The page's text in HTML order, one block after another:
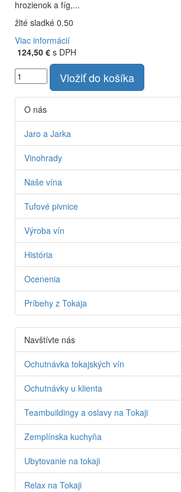
hrozienok a fíg,...
žlté sladké 0.50
Viac informácií
124,50 € s DPH
Vložiť do košíka
O nás
Jaro a Jarka
Vinohrady
Naše vína
Tufové pivnice
Výroba vín
História
Ocenenia
Príbehy z Tokaja
Navštívte nás
Ochutnávka tokajských vín
Ochutnávky u klienta
Teambuildingy a oslavy na Tokaji
Zemplínska kuchyňa
Ubytovanie na tokaji
Relax na Tokaji